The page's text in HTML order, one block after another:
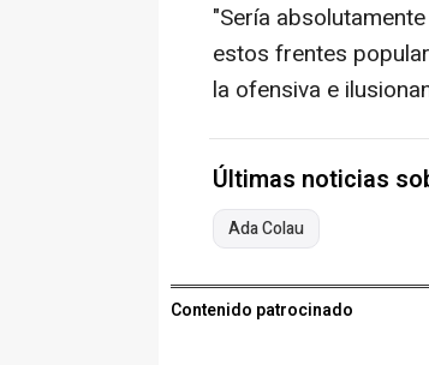
"Sería
estos frentes
la ofensiva e
Últimas noticias
Ada Colau
Contenido patrocinado